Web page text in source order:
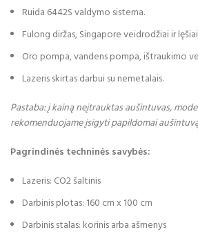
Ruida 6442S valdymo sistema.
Fulong diržas, Singapore veidrodžiai ir
Oro pompa, vandens pompa, ištraukimo
Lazeris skirtas darbui su nemetalais.
Pastaba: į kainą neįtrauktas aušintuvas,
rekomenduojame įsigyti papildomai
Pagrindinės techninės savybės:
Lazeris: CO2 šaltinis
Darbinis plotas: 160 cm x 100 cm
Darbinis stalas: korinis arba ašmenys